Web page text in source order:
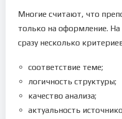
Многие считают, что
только на оформление. На
сразу несколько
соответствие теме;
логичность структуры;
качество анализа;
актуальность